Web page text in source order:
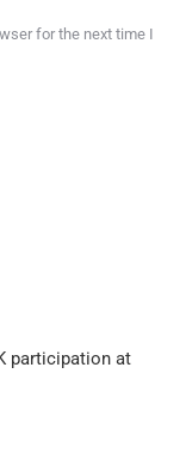
for the next time I
participation at